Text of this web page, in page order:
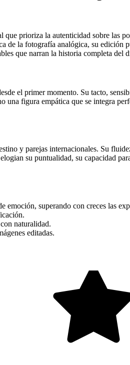
prioriza la autenticidad sobre las
la fotografía analógica, su edición
que narran la historia completa del
el primer momento. Su tacto,
una figura empática que se integra
y parejas internacionales. Su
su puntualidad, su capacidad
emoción, superando con creces las
naturalidad.
editadas.